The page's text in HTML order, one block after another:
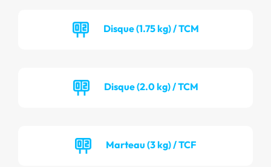
Disque (1.75 kg) / TCM
Disque (2.0 kg) / TCM
Marteau (3 kg) / TCF